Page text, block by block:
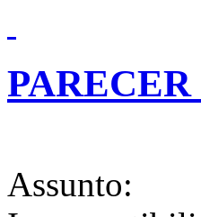
PARECER
Assunto: